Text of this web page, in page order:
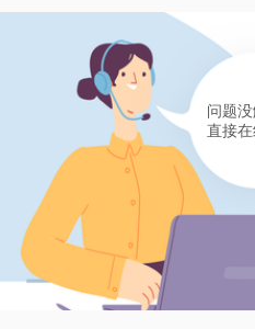
问题
直接